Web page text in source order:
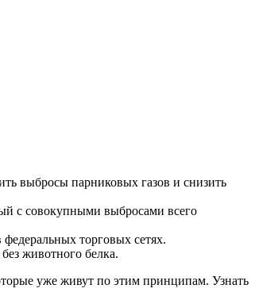
выбросы парниковых газов и снизить
с совокупными выбросами всего
торговых сетях.
животного белка.
уже живут по этим принципам. Узнать